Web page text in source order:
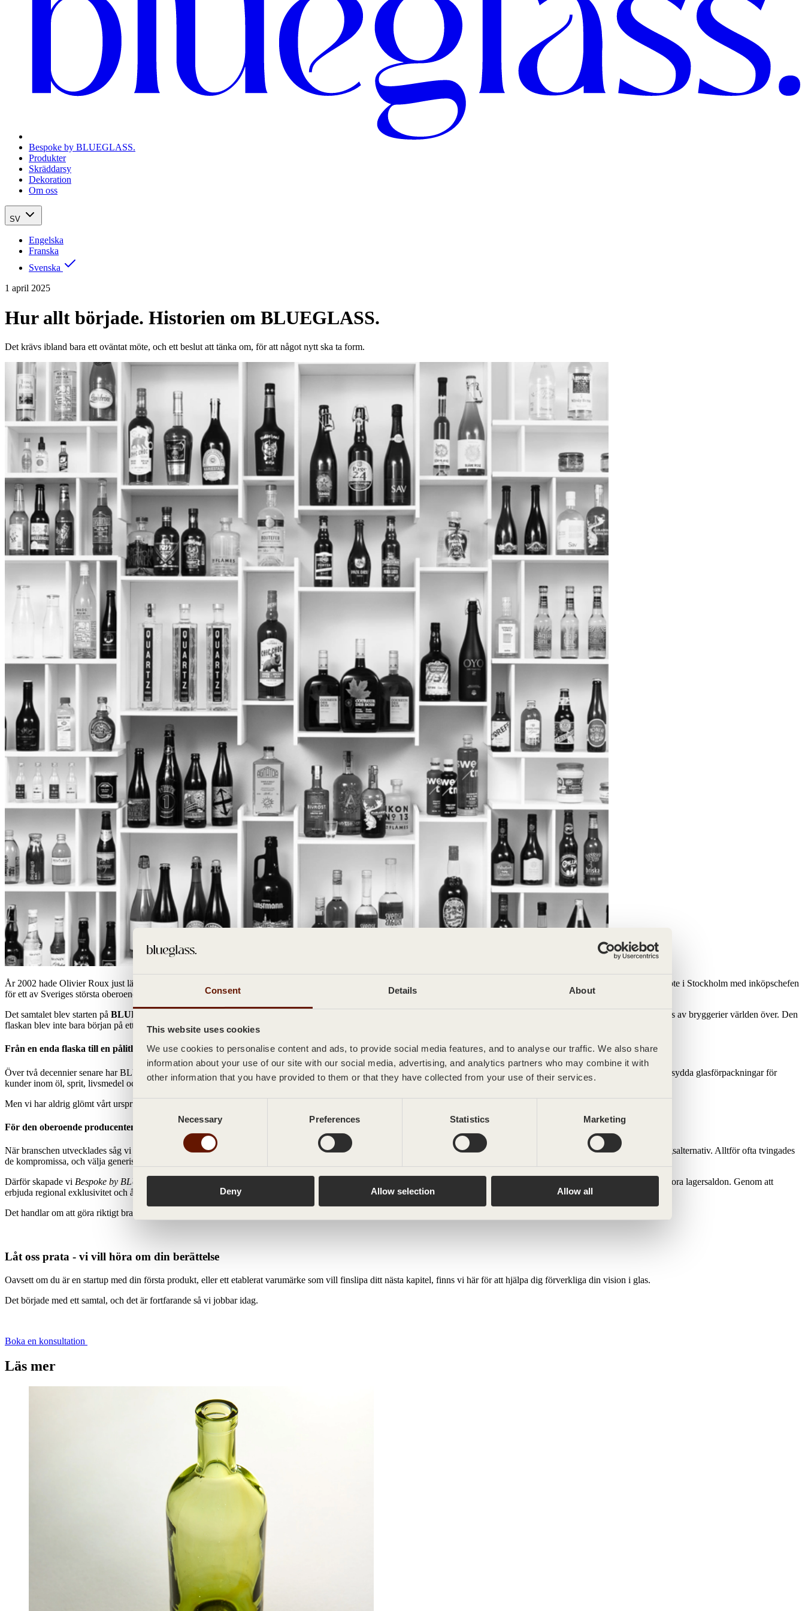
Consent Details About
This website uses cookies
We use cookies to personalise content and ads, to provide social media features, and to analyse our traffic. We also share
information about your use of our site with our social media, advertising, and analytics partners who may combine it with
other information that you have provided to them or that they have collected from your use of their services.
Consent
Necessary Preferences Statistics Marketing
Deny Allow selection Allow all
Bespoke by BLUEGLASS.
Produkter
Skräddarsy
Dekoration
Om oss
SV
Engelska
Franska
Svenska
1 april 2025
Hur allt började. Historien om BLUEGLASS.
Det krävs ibland bara ett oväntat möte, och ett beslut att tänka om, för att något nytt ska ta form.
År 2002 hade Olivier Roux just lämnat glasförpackningsindustrin i Frankrike, övertygad om att han var klar med flaskor och fabriker. Men ödet ville annorlunda. Ett spontant möte i Stockholm med inköpschefen
för ett av Sveriges största oberoende bryggerier ledde till ett samtal och i sin tur, till ett företag.
Det samtalet blev starten på BLUEGLASS.,
grundat i nyfikenhet och kontakt. Det första projektet? En slående blå ölflaska med lång hals, idag en modern klassiker som används av bryggerier världen över. Den
flaskan blev inte bara början på ett långvarigt samarbete med en av våra mest uppskattade partners, utan den gav oss också vårt namn.
Från en enda flaska till en pålitlig partner
Över två decennier senare har BLUEGLASS. vuxit till en ledande leverantör av glasförpackningar i Skandinavien och Kanada. Vi erbjuder både standardlösningar och skräddarsydda glasförpackningar för
kunder inom öl, sprit, livsmedel och alkoholfria dryckesindustrin.
Men vi har aldrig glömt vårt ursprung, eller de små producenter som inspirerade oss från början.
För den oberoende producenten
När branschen utvecklades såg vi ett mönster: passionerade destillatörer och mikrobryggerier med fantastiska produkter, hölls tillbaka av dyra formar och begränsade förpackningsalternativ. Alltför ofta tvingades
de kompromissa, och välja generiska flaskor i stället för design som verkligen speglade deras varumärke.
Därför skapade vi Bespoke by BLUEGLASS. -
en noggrant utvecklad serie färdiga flaskor i eftertraktade format, med premiumkänsla men utan krav på stora investeringar eller stora lagersaldon. Genom att
erbjuda regional exklusivitet och årliga begränsade produktionsserier hjälper vi våra kunder att sticka ut, utan att överproducera.
Det handlar om att göra riktigt bra förpackning mer tillgänglig, för varje produkt förtjänar en flaska som berättar dess historia.
Låt oss prata - vi vill höra om din berättelse
Oavsett om du är en startup med din första produkt, eller ett etablerat varumärke som vill finslipa ditt nästa kapitel, finns vi här för att hjälpa dig förverkliga din vision i glas.
Det började med ett samtal, och det är fortfarande så vi jobbar idag.
Boka en konsultation
Läs mer